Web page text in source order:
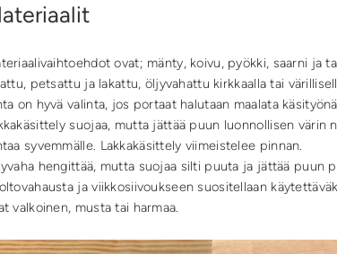
ovat; mänty, koivu, pyökki, saarni ja
petsattu ja lakattu, öljyvahattu kirkkaalla tai
on hyvä valinta, jos portaat halutaan maalata
suojaa, mutta jättää puun luonnollisen
syvemmälle. Lakkakäsittely viimeistelee pinnan.
hengittää, mutta suojaa silti puuta ja jättää puun
ja viikkosiivoukseen suositellaan
valkoinen, musta tai harmaa.